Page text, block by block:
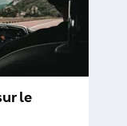
le